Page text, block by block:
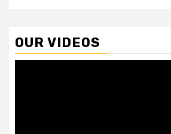
OUR VIDEOS